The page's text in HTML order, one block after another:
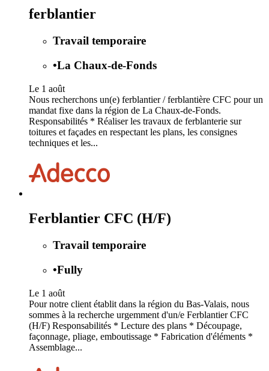
ferblantier
Travail temporaire
•La Chaux-de-Fonds
Le 1 août
Nous recherchons un(e) ferblantier / ferblantière CFC pour un
mandat fixe dans la région de La Chaux-de-Fonds.
Responsabilités * Réaliser les travaux de ferblanterie sur
toitures et façades en respectant les plans, les consignes
techniques et les...
Ferblantier CFC (H/F)
Travail temporaire
•Fully
Le 1 août
Pour notre client établit dans la région du Bas-Valais, nous
sommes à la recherche urgemment d'un/e Ferblantier CFC
(H/F) Responsabilités * Lecture des plans * Découpage,
façonnage, pliage, emboutissage * Fabrication d'éléments *
Assemblage...